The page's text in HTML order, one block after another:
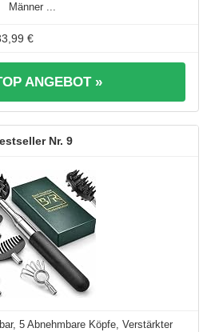
Männer ...
€
ANGEBOT »
9
5 Abnehmbare Köpfe, Verstärkter